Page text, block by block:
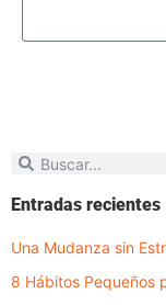
Entradas recientes
Una Mudanza sin
8 Hábitos Pequeños